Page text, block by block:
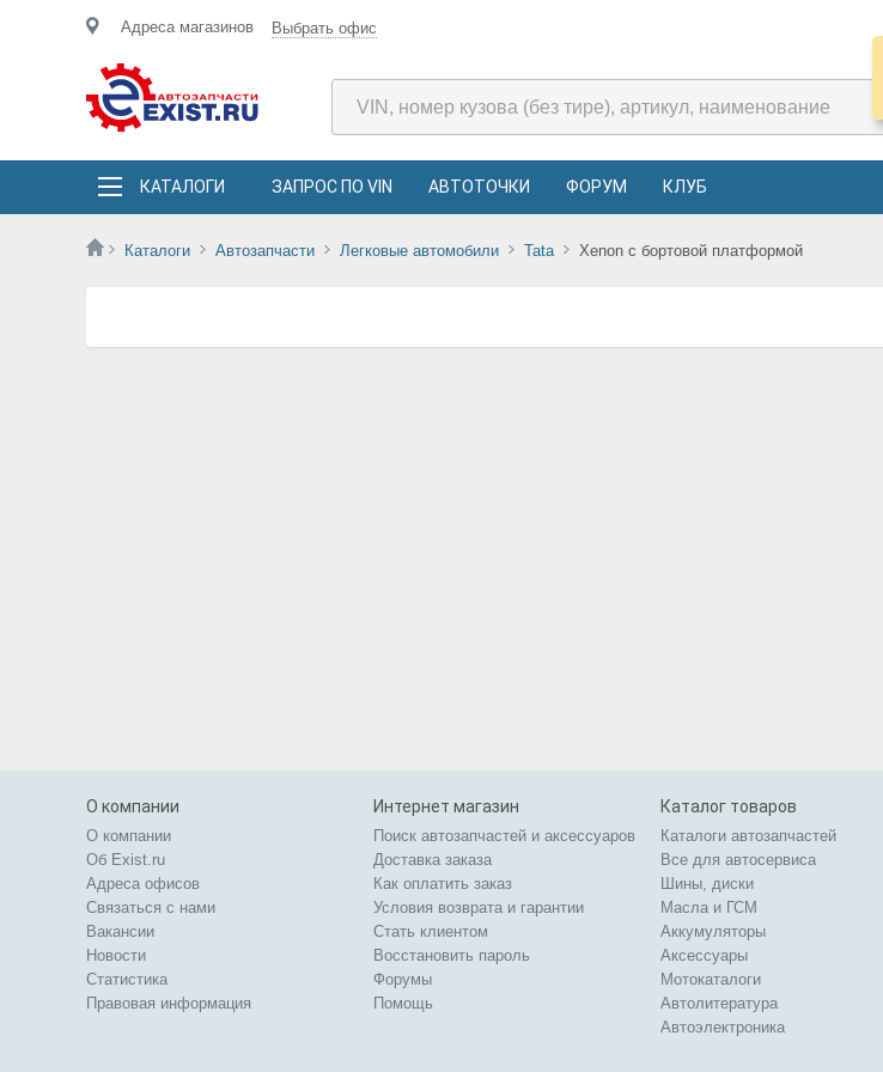
Адреса магазинов Выбрать офис
КАТАЛОГИ ЗАПРОС ПО VIN АВТОТОЧКИ ФОРУМ КЛУБ
Каталоги Автозапчасти Легковые автомобили Tata Xenon c бортовой платформой
О компании
О компании
Об Exist.ru
Адреса офисов
Связаться с нами
Вакансии
Новости
Статистика
Правовая информация
Интернет магазин
Поиск автозапчастей и аксессуаров
Доставка заказа
Как оплатить заказ
Условия возврата и гарантии
Стать клиентом
Восстановить пароль
Форумы
Помощь
Каталог товаров
Каталоги автозапчастей
Все для автосервиса
Шины, диски
Масла и ГСМ
Аккумуляторы
Аксессуары
Мотокаталоги
Автолитература
Автоэлектроника